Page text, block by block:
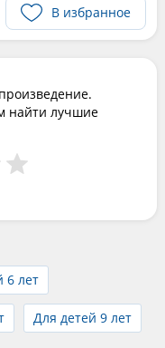
В избранное
найти лучшие
6 лет
Для детей 9 лет